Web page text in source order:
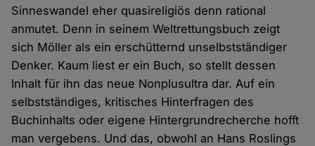
Sinneswandel eher quasireligiös denn rational
anmutet. Denn in seinem Weltrettungsbuch zeigt
sich Möller als ein erschütternd unselbstständiger
Denker. Kaum liest er ein Buch, so stellt dessen
Inhalt für ihn das neue Nonplusultra dar. Auf ein
selbstständiges, kritisches Hinterfragen des
Buchinhalts oder eigene Hintergrundrecherche hofft
man vergebens. Und das, obwohl an Hans Roslings